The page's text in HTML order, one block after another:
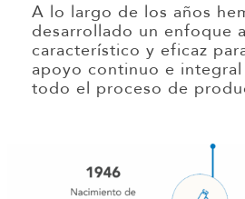
A lo largo de los años
desarrollado un enfoque
característico y eficaz
apoyo continuo e
todo el proceso de